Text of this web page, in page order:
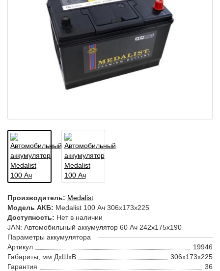
Производитель: Medalist
Модель АКБ: Medalist 100 Ач 306x173x225
Доступность: Нет в наличии
JAN: Автомобильный аккумулятор 60 Ач 242x175x190
Параметры аккумулятора
Артикул
19946
Габариты, мм ДхШхВ
306x173x225
Гарантия
36